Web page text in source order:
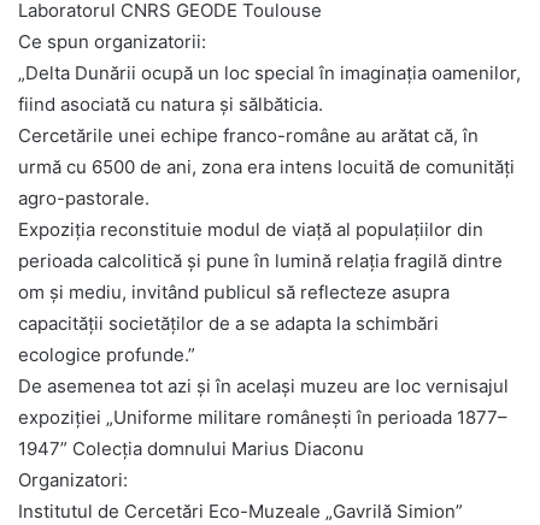
Laboratorul CNRS GEODE Toulouse
Ce spun organizatorii:
„Delta Dunării ocupă un loc special în imaginația oamenilor,
fiind asociată cu natura și sălbăticia.
Cercetările unei echipe franco-române au arătat că, în
urmă cu 6500 de ani, zona era intens locuită de comunități
agro-pastorale.
Expoziția reconstituie modul de viață al populațiilor din
perioada calcolitică și pune în lumină relația fragilă dintre
om și mediu, invitând publicul să reflecteze asupra
capacității societăților de a se adapta la schimbări
ecologice profunde.”
De asemenea tot azi și în același muzeu are loc vernisajul
expoziției „Uniforme militare românești în perioada 1877–
1947” Colecția domnului Marius Diaconu
Organizatori:
Institutul de Cercetări Eco-Muzeale „Gavrilă Simion”